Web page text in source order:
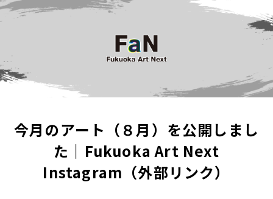
今月のアート（８月）を公開しまし
た｜Fukuoka Art Next
Instagram（外部リンク）